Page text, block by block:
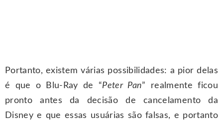
Portanto, existem várias possibilidades: a pior delas
é que o Blu-Ray de “Peter Pan” realmente ficou
pronto antes da decisão de cancelamento da
Disney e que essas usuárias são falsas, e portanto